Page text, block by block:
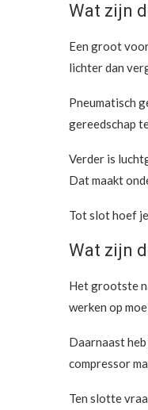
Wat zijn
Een groot
lichter dan
Pneumatisch
gereedschap
Verder is
Dat maakt
Tot slot hoef
Wat zijn
Het grootste
werken op
Daarnaast
compressor
Ten slotte